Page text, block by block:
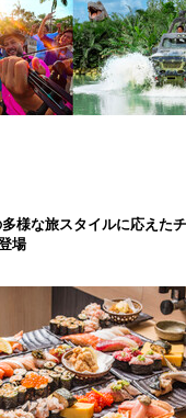
様な旅スタイルに応えた
場